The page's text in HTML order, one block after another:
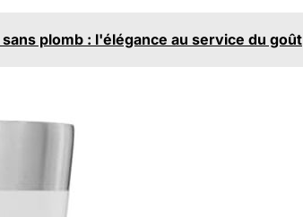
plomb : l'élégance au service du goût